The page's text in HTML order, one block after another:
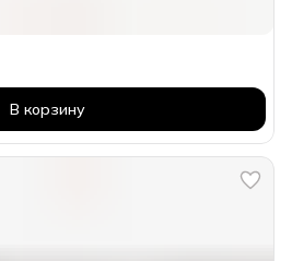
В корзину